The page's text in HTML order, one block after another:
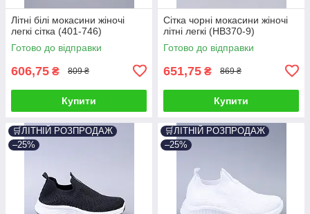
Літні білі мокасини жіночі
легкі сітка (401-746)
Готово до відправки
606,75 ₴ 809 ₴
Купити
Сітка чорні мокасини жіночі
літні легкі (HB370-9)
Готово до відправки
651,75 ₴ 869 ₴
Купити
🛒ЛІТНІЙ РОЗПРОДАЖ
–25%
🛒ЛІТНІЙ РОЗПРОДАЖ
–25%